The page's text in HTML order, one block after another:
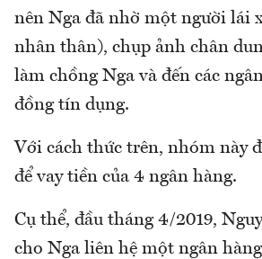
nên Nga đã nhờ một người lái
nhân thân), chụp ảnh chân
làm chồng Nga và đến các
đồng tín dụng.
Với cách thức trên, nhóm này
để vay tiền của 4 ngân hàng.
Cụ thể, đầu tháng 4/2019,
cho Nga liên hệ một ngân